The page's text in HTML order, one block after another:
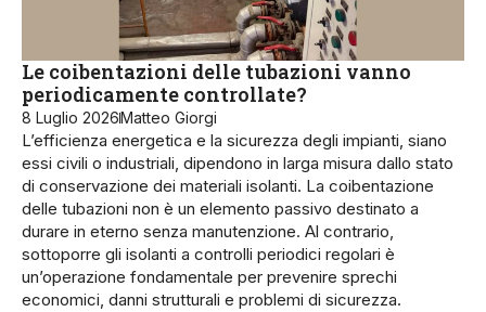
Le coibentazioni delle tubazioni vanno
periodicamente controllate?
8 Luglio 2026Matteo Giorgi
L’efficienza energetica e la sicurezza degli impianti, siano
essi civili o industriali, dipendono in larga misura dallo stato
di conservazione dei materiali isolanti. La coibentazione
delle tubazioni non è un elemento passivo destinato a
durare in eterno senza manutenzione. Al contrario,
sottoporre gli isolanti a controlli periodici regolari è
un’operazione fondamentale per prevenire sprechi
economici, danni strutturali e problemi di sicurezza.